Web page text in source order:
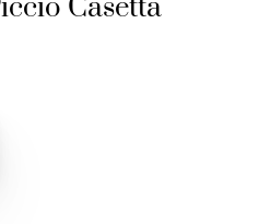
Casetta